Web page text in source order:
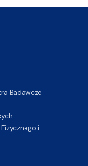
Badawcze
i